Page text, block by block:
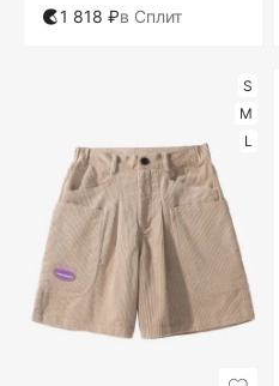
1 818 ₽в Сплит
S
M
L